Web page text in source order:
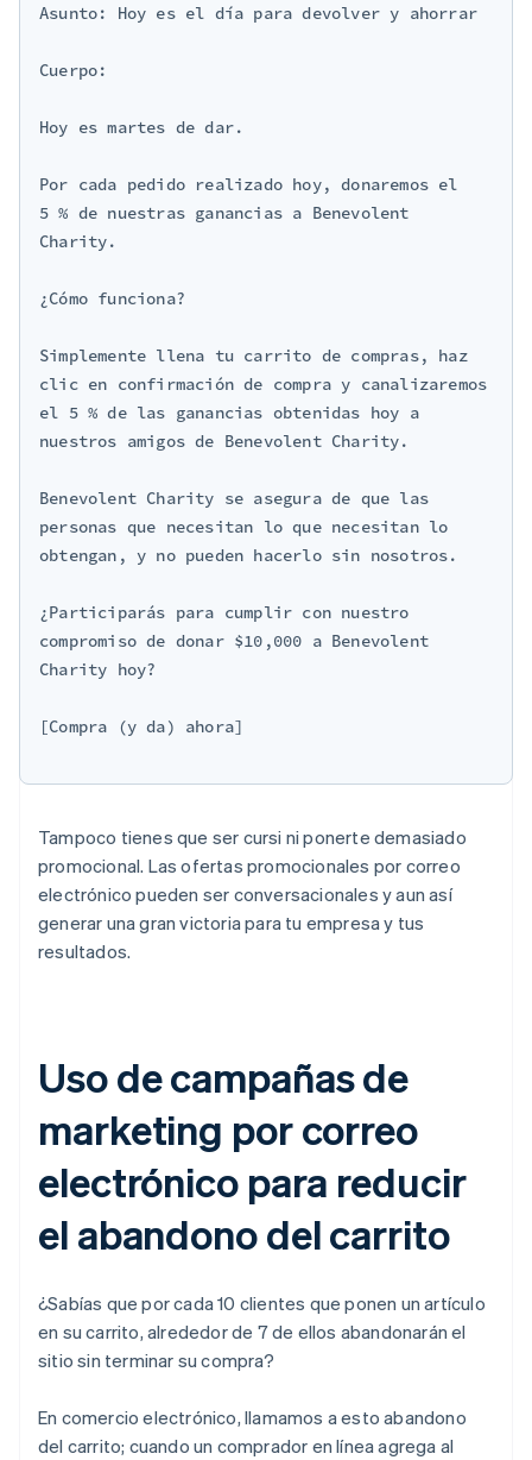
Asunto: Hoy es el día para devolver y ahorrar
Cuerpo:
Hoy es martes de dar.
Por cada pedido realizado hoy, donaremos el
5 % de nuestras ganancias a Benevolent
Charity.
¿Cómo funciona?
Simplemente llena tu carrito de compras, haz
clic en confirmación de compra y canalizaremos
el 5 % de las ganancias obtenidas hoy a
nuestros amigos de Benevolent Charity.
Benevolent Charity se asegura de que las
personas que necesitan lo que necesitan lo
obtengan, y no pueden hacerlo sin nosotros.
¿Participarás para cumplir con nuestro
compromiso de donar $10,000 a Benevolent
Charity hoy?
[Compra (y da) ahora]
Tampoco tienes que ser cursi ni ponerte demasiado
promocional. Las ofertas promocionales por correo
electrónico pueden ser conversacionales y aun así
generar una gran victoria para tu empresa y tus
resultados.
Uso de campañas de
marketing por correo
electrónico para reducir
el abandono del carrito
¿Sabías que por cada 10 clientes que ponen un artículo
en su carrito, alrededor de 7 de ellos abandonarán el
sitio sin terminar su compra?
En comercio electrónico, llamamos a esto abandono
del carrito; cuando un comprador en línea agrega al